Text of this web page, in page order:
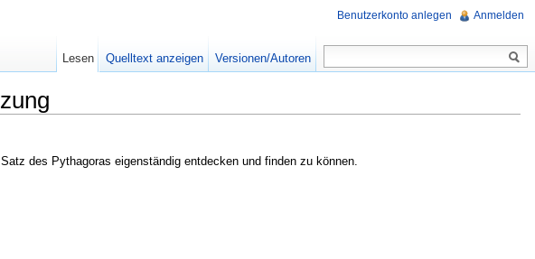
des Pythagoras eigenständig entdecken und finden zu können.
Benutzerkonto anlegen Anmelden
Lesen Quelltext anzeigen Versionen/Autoren